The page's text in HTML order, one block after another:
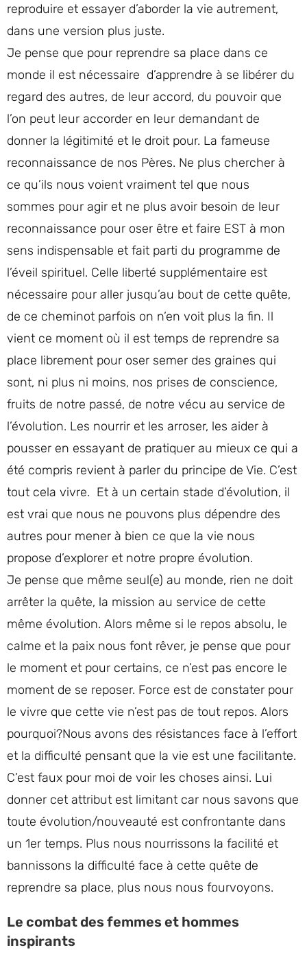
reproduire et essayer d’aborder la vie autrement,
dans une version plus juste.
Je pense que pour reprendre sa place dans ce
monde il est nécessaire d’apprendre à se libérer du
regard des autres, de leur accord, du pouvoir que
l’on peut leur accorder en leur demandant de
donner la légitimité et le droit pour. La fameuse
reconnaissance de nos Pères. Ne plus chercher à
ce qu’ils nous voient vraiment tel que nous
sommes pour agir et ne plus avoir besoin de leur
reconnaissance pour oser être et faire EST à mon
sens indispensable et fait parti du programme de
l’éveil spirituel. Celle liberté supplémentaire est
nécessaire pour aller jusqu’au bout de cette quête,
de ce cheminot parfois on n’en voit plus la fin. Il
vient ce moment où il est temps de reprendre sa
place librement pour oser semer des graines qui
sont, ni plus ni moins, nos prises de conscience,
fruits de notre passé, de notre vécu au service de
l’évolution. Les nourrir et les arroser, les aider à
pousser en essayant de pratiquer au mieux ce qui a
été compris revient à parler du principe de Vie. C’est
tout cela vivre. Et à un certain stade d’évolution, il
est vrai que nous ne pouvons plus dépendre des
autres pour mener à bien ce que la vie nous
propose d’explorer et notre propre évolution.
Je pense que même seul(e) au monde, rien ne doit
arrêter la quête, la mission au service de cette
même évolution. Alors même si le repos absolu, le
calme et la paix nous font rêver, je pense que pour
le moment et pour certains, ce n’est pas encore le
moment de se reposer. Force est de constater pour
le vivre que cette vie n’est pas de tout repos. Alors
pourquoi?Nous avons des résistances face à l’effort
et la difficulté pensant que la vie est une facilitante.
C’est faux pour moi de voir les choses ainsi. Lui
donner cet attribut est limitant car nous savons que
toute évolution/nouveauté est confrontante dans
un 1er temps. Plus nous nourrissons la facilité et
bannissons la difficulté face à cette quête de
reprendre sa place, plus nous nous fourvoyons.
Le combat des femmes et hommes
inspirants